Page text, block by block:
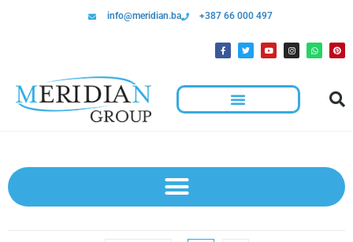
info@meridian.ba +387 66 000 497